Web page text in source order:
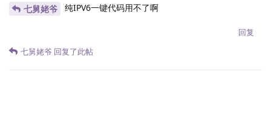
七舅姥爷 纯IPV6一键代码用不了啊
回复
七舅姥爷 回复了此帖